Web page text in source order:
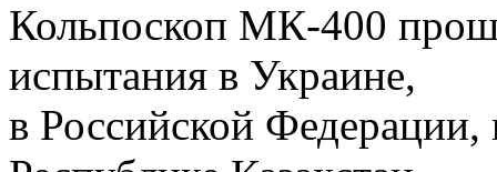
Кольпоскоп МК-400
испытания в Украине,
в Российской Федерации,